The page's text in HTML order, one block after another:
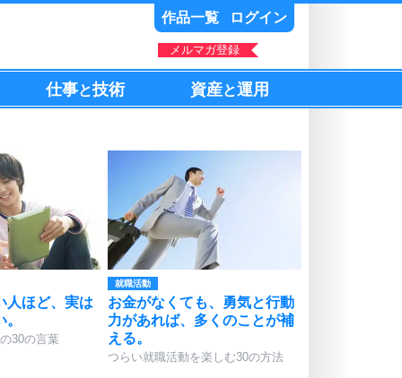
作品一覧 ログイン
メルマガ登録
仕事と技術 資産と運用
人ほど、実は
30の言葉
就職活動
お金がなくても、勇気と行動
力があれば、多くのことが補
える。
つらい就職活動を楽しむ30の方法